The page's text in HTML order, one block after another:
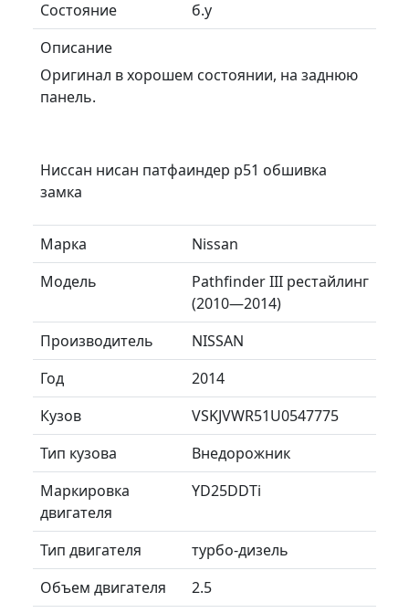
Состояние
б.у
Описание
Оригинал в хорошем состоянии, на заднюю
панель.
Ниссан нисан патфаиндер р51 обшивка
замка
Марка
Nissan
Модель
Pathfinder III рестайлинг
(2010—2014)
Производитель
NISSAN
Год
2014
Кузов
VSKJVWR51U0547775
Тип кузова
Внедорожник
Маркировка
двигателя
YD25DDTi
Тип двигателя
турбо-дизель
Объем двигателя
2.5